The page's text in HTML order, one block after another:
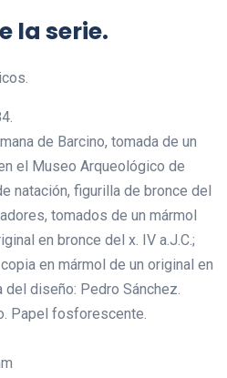
la serie.
de Barcino, tomada de un
el Museo Arqueológico de
natación, figurilla de bronce del
tomados de un mármol
en bronce del x. IV a.J.C.;
en mármol de un original en
diseño: Pedro Sánchez.
Papel fosforescente.